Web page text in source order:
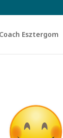
Esztergom